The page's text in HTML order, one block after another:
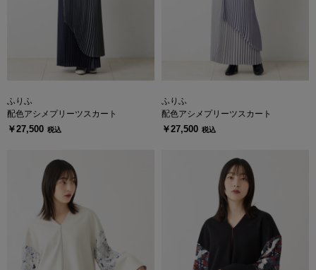
ふりふ
配色アシメプリーツスカート
￥27,500 税込
ふりふ
配色アシメプリーツスカート
￥27,500 税込